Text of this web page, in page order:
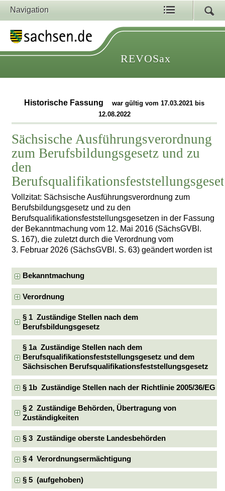
Navigation
REVOSax
Historische Fassung
war gültig vom 17.03.2021 bis
12.08.2022
Sächsische Ausführungsverordnung
zum Berufsbildungsgesetz und zu
den
Vollzitat: Sächsische Ausführungsverordnung zum
Berufsbildungsgesetz und zu den
Berufsqualifikationsfeststellungsgesetzen in der Fassung
der Bekanntmachung vom 12. Mai 2016 (SächsGVBl.
S. 167), die zuletzt durch die Verordnung vom
3. Februar 2026 (SächsGVBl. S. 63) geändert worden ist
Bekanntmachung
Verordnung
§ 1 Zuständige Stellen nach dem
Berufsbildungsgesetz
§ 1a Zuständige Stellen nach dem
Berufsqualifikationsfeststellungsgesetz und dem
Sächsischen Berufsqualifikationsfeststellungsgesetz
§ 1b Zuständige Stellen nach der Richtlinie 2005/36/EG
§ 2 Zuständige Behörden, Übertragung von
Zuständigkeiten
§ 3 Zuständige oberste Landesbehörden
§ 4 Verordnungsermächtigung
§ 5 (aufgehoben)